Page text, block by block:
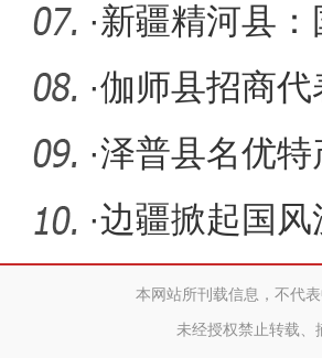
发展
·新疆精河县
场
·伽师县招商
·泽普县名优特
奖和
·边疆掀起国
本网站所刊载信息，不代
未经授权禁止转载